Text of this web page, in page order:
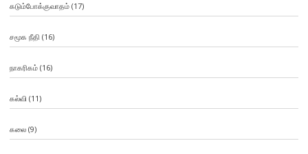
கடும்போக்குவாதம்(17)
சமூக நீதி (16)
நாகரிகம்(16)
கல்வி (11)
கலை(9)